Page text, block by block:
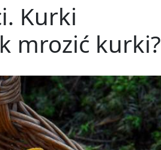
Kurki
mrozić kurki?